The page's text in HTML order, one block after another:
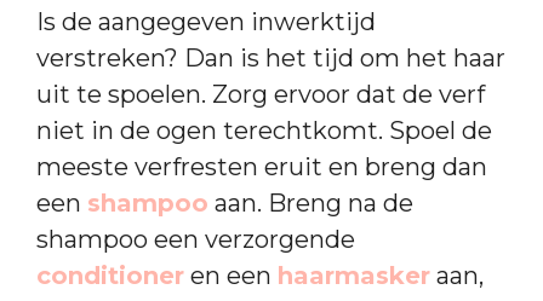
Is de aangegeven inwerktijd
verstreken? Dan is het tijd om het haar
uit te spoelen. Zorg ervoor dat de verf
niet in de ogen terechtkomt. Spoel de
meeste verfresten eruit en breng dan
een shampoo aan. Breng na de
shampoo een verzorgende
conditioner en een haarmasker aan,